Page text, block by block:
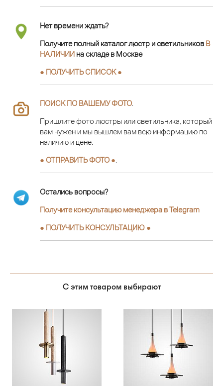
Нет времени ждать?
Получите полный каталог люстр и светильников В
НАЛИЧИИ на складе в Москве
● ПОЛУЧИТЬ СПИСОК ●
ПОИСК ПО ВАШЕМУ ФОТО
Пришлите фото люстры или светильника, который
вам нужен и мы вышлем вам всю информацию по
наличию и цене.
● ОТПРАВИТЬ ФОТО ●
Остались вопросы?
Получите консультацию менеджера в Telegram
● ПОЛУЧИТЬ КОНСУЛЬТАЦИЮ ●
С этим товаром выбирают